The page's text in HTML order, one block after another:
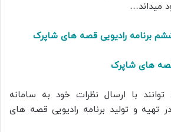
میداند…
برنامه رادیویی قصه های شاپرک
قصه های شاپرک
با ارسال نظرات خود به سامانه
تهیه و تولید برنامه رادیویی قصه های